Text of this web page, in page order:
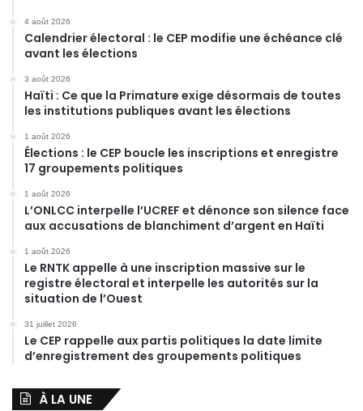
4 août 2026
Calendrier électoral : le CEP modifie une échéance clé
avant les élections
3 août 2026
Haïti : Ce que la Primature exige désormais de toutes
les institutions publiques avant les élections
1 août 2026
Élections : le CEP boucle les inscriptions et enregistre
17 groupements politiques
1 août 2026
L’ONLCC interpelle l’UCREF et dénonce son silence face
aux accusations de blanchiment d’argent en Haïti
1 août 2026
Le RNTK appelle à une inscription massive sur le
registre électoral et interpelle les autorités sur la
situation de l’Ouest
31 juillet 2026
Le CEP rappelle aux partis politiques la date limite
d’enregistrement des groupements politiques
À LA UNE